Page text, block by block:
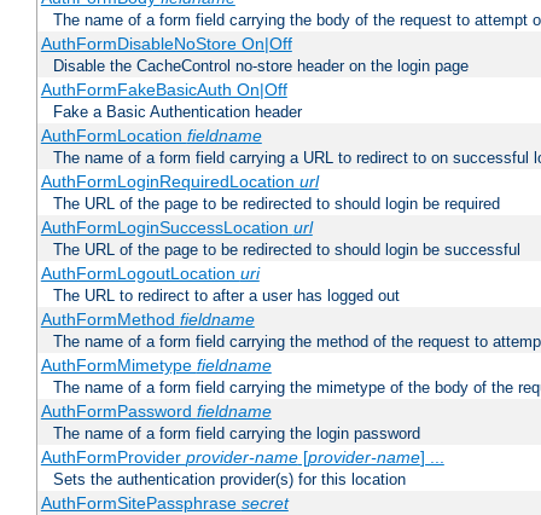
The name of a form field carrying the body of the request to attempt
AuthFormDisableNoStore On|Off
Disable the CacheControl no-store header on the login page
AuthFormFakeBasicAuth On|Off
Fake a Basic Authentication header
AuthFormLocation fieldname
The name of a form field carrying a URL to redirect to on successful
AuthFormLoginRequiredLocation url
The URL of the page to be redirected to should login be required
AuthFormLoginSuccessLocation url
The URL of the page to be redirected to should login be successful
AuthFormLogoutLocation uri
The URL to redirect to after a user has logged out
AuthFormMethod fieldname
The name of a form field carrying the method of the request to
AuthFormMimetype fieldname
The name of a form field carrying the mimetype of the body of the
AuthFormPassword fieldname
The name of a form field carrying the login password
AuthFormProvider provider-name[provider-name] ...
Sets the authentication provider(s) for this location
AuthFormSitePassphrase secret